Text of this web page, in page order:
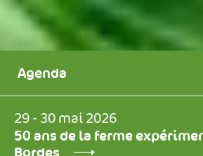
Agenda
29 - 30 mai 2026
50 ans de la ferme